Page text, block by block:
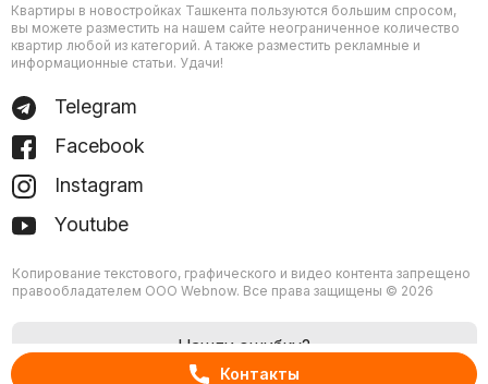
Контакты
Квартиры в новостройках Ташкента пользуются большим спросом,
вы можете разместить на нашем сайте неограниченное количество
квартир любой из категорий. А также разместить рекламные и
информационные статьи. Удачи!
Telegram
Facebook
Instagram
Youtube
Копирование текстового, графического и видео контента запрещено
правообладателем ООО Webnow. Все права защищены © 2026
Нашли ошибку?